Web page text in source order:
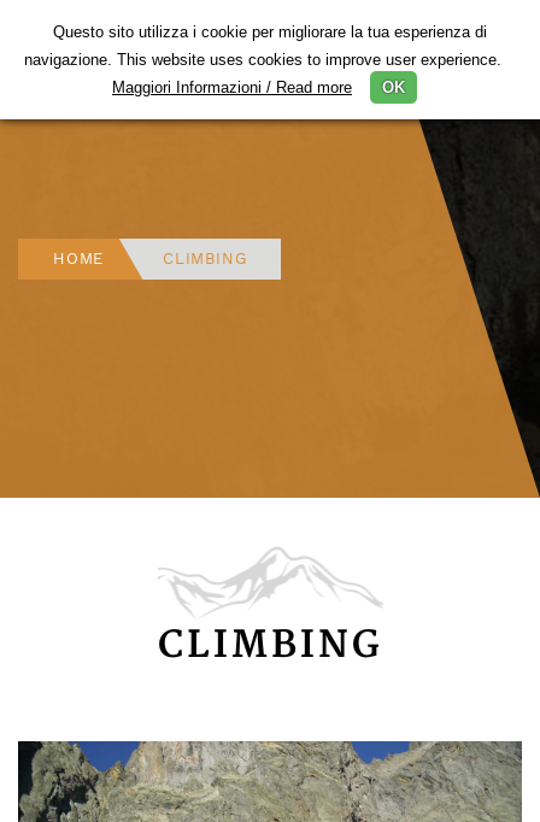
HOME CLIMBING
CLIMBING
Questo sito utilizza i cookie per migliorare la tua esperienza di
navigazione. This website uses cookies to improve user experience.
Maggiori Informazioni / Read more
OK